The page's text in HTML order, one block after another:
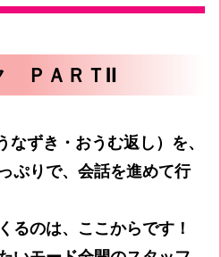
ＰＡＲＴⅡ
なずき・おうむ返し）を、
ぷりで、会話を進めて行
るのは、ここからです！